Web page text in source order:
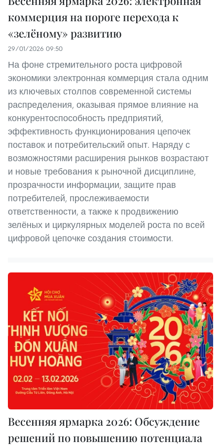
коммерция на пороге перехода к
«зелёному» развитию
29/01/2026 09:50
На фоне стремительного роста цифровой
экономики электронная коммерция стала одним
из ключевых столпов современной системы
распределения, оказывая прямое влияние на
конкурентоспособность предприятий,
эффективность функционирования цепочек
поставок и потребительский опыт. Наряду с
возможностями расширения рынков возрастают
и новые требования к рыночной дисциплине,
прозрачности информации, защите прав
потребителей, прослеживаемости
ответственности, а также к продвижению
зелёных и циркулярных моделей роста по всей
цифровой цепочке создания стоимости.
Весенняя ярмарка 2026: Обсуждение
решений по повышению потенциала